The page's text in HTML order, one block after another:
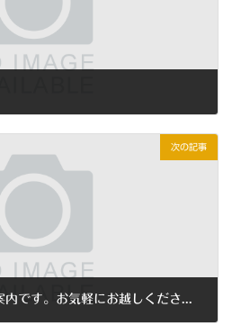
次の記事
11月の園園庭開放のご案内です。お気軽にお越しください。